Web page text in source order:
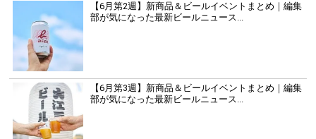
【6月第2週】新商品＆ビールイベントまとめ｜編集
部が気になった最新ビールニュース...
【6月第3週】新商品＆ビールイベントまとめ｜編集
部が気になった最新ビールニュース...